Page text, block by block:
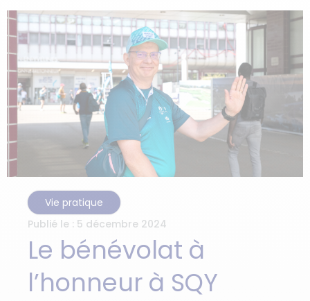
Vie pratique
Publié le : 5 décembre 2024
Le bénévolat à
l’honneur à SQY